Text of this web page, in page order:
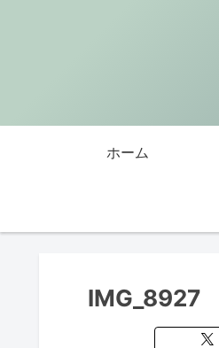
ホーム
IMG_8927